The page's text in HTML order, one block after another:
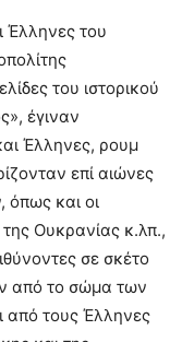
Έλληνες του
του ιστορικού
έγιναν
Έλληνες, ρουμ
επί αιώνες
όπως και οι
Ουκρανίας κ.λπ.,
σε σκέτο
από το σώμα των
από τους Έλληνες